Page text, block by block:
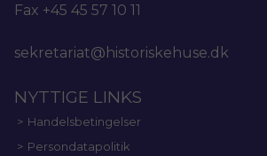
Fax +45 45 57 10 11
sekretariat@historiskehuse.dk
NYTTIGE LINKS
Handelsbetingelser
Persondatapolitik